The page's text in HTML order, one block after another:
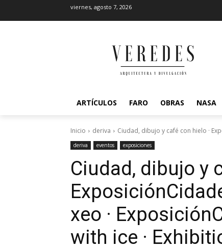
viernes, agosto 7, 2026
ARTÍCULOS FARO OBRAS NASA
Inicio deriva Ciudad, dibujo y café con hielo ·
deriva eventos exposiciones
Ciudad, dibujo y
Exposición
xeo · Exposición
with ice ·